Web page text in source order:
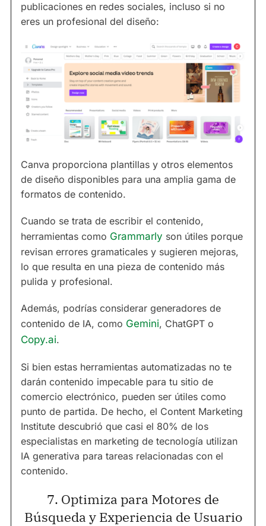
publicaciones en redes sociales, incluso si no
eres un profesional del diseño:
Canva proporciona plantillas y otros elementos
de diseño disponibles para una amplia gama de
formatos de contenido.
Cuando se trata de escribir el contenido,
herramientas como Grammarly son útiles porque
revisan errores gramaticales y sugieren mejoras,
lo que resulta en una pieza de contenido más
pulida y profesional.
Además, podrías considerar generadores de
contenido de IA, como Gemini, ChatGPT o
Copy.ai.
Si bien estas herramientas automatizadas no te
darán contenido impecable para tu sitio de
comercio electrónico, pueden ser útiles como
punto de partida. De hecho, el Content Marketing
Institute descubrió que casi el 80% de los
especialistas en marketing de tecnología utilizan
IA generativa para tareas relacionadas con el
contenido.
7. Optimiza para Motores de
Búsqueda y Experiencia de Usuario